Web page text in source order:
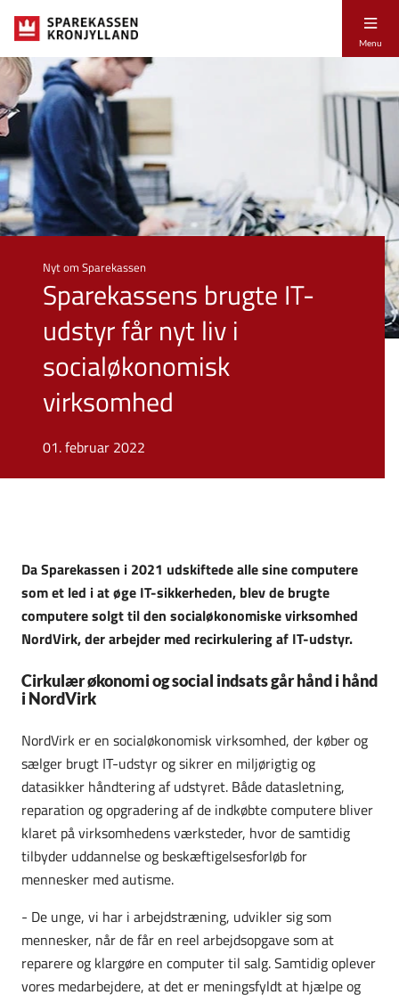
Menu
Nyt om Sparekassen
Sparekassens brugte IT-
udstyr får nyt liv i
socialøkonomisk
virksomhed
01. februar 2022
Da Sparekassen i 2021 udskiftede alle sine computere
som et led i at øge IT-sikkerheden, blev de brugte
computere solgt til den socialøkonomiske virksomhed
NordVirk, der arbejder med recirkulering af IT-udstyr.
Cirkulær økonomi og social indsats går hånd i hånd
i NordVirk
NordVirk er en socialøkonomisk virksomhed, der køber og
sælger brugt IT-udstyr og sikrer en miljørigtig og
datasikker håndtering af udstyret. Både datasletning,
reparation og opgradering af de indkøbte computere bliver
klaret på virksomhedens værksteder, hvor de samtidig
tilbyder uddannelse og beskæftigelsesforløb for
mennesker med autisme.
- De unge, vi har i arbejdstræning, udvikler sig som
mennesker, når de får en reel arbejdsopgave som at
reparere og klargøre en computer til salg. Samtidig oplever
vores medarbejdere, at det er meningsfyldt at hjælpe og